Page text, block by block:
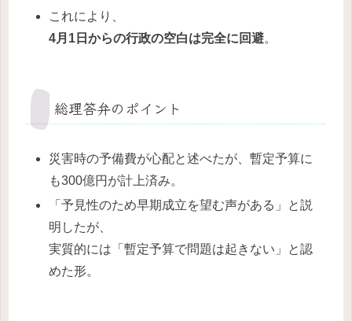
これにより、
4月1日からの行政の空白は完全に回避。
総理答弁のポイント
災害時の予備費が心配と述べたが、暫定予算に
も300億円が計上済み。
「予見性のため早期成立を望む声がある」と説
明したが、
実質的には「暫定予算で問題は起きない」と認
めた形。